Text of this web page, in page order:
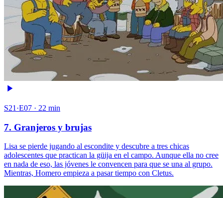
S21·E07 · 22 min
7. Granjeros y brujas
Lisa se pierde jugando al escondite y descubre a tres chicas
adolescentes que practican la güija en el campo. Aunque ella no cree
en nada de eso, las jóvenes le convencen para que se una al grupo.
Mientras, Homero empieza a pasar tiempo con Cletus.